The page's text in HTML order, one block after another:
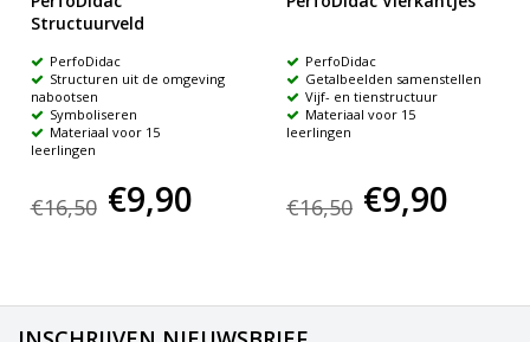
Structuurveld
PerfoDidac
Structuren uit de omgeving
nabootsen
Symboliseren
Materiaal voor 15
leerlingen
€16,50 €9,90
PerfoDidac
Getalbeelden samenstellen
Vijf- en tienstructuur
Materiaal voor 15
leerlingen
€16,50 €9,90